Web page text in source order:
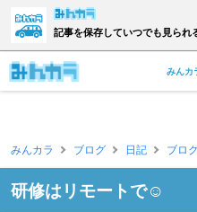
記事を保存していつでも見られ
みんカ
みんカラ ブログ 日記 ブロ
研修はリモートで☺️